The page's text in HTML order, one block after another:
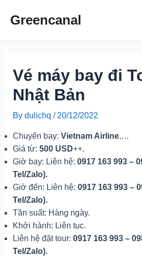
Greencanal
Vé máy bay đi
Nhật Bản
By dulichq / 20/12/2022
Chuyến bay: Vietnam Airline,…
Giá từ: 500 USD++.
Giờ bay: Liên hệ: 0917 163 993 –
Tel/Zalo).
Giờ đến: Liên hệ: 0917 163 993 –
Tel/Zalo).
Tần suất: Hàng ngày.
Khởi hành: Liên tục.
Liên hệ đặt tour: 0917 163 993 –
Tel/Zalo).